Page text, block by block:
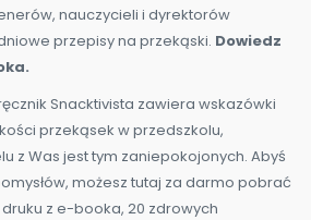
nauczycieli i dyrektorów
przepisy na przekąski. Dowiedz
Snacktivista zawiera wskazówki
przekąsek w przedszkolu,
z Was jest tym zaniepokojonych. Abyś
możesz tutaj za darmo pobrać
z e-booka, 20 zdrowych